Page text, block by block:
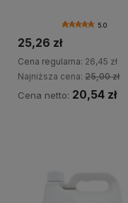
5.0
25,26 zł
Cena regularna: 26,45 zł
Najniższa cena: 25,00 zł
Cena netto: 20,54 zł